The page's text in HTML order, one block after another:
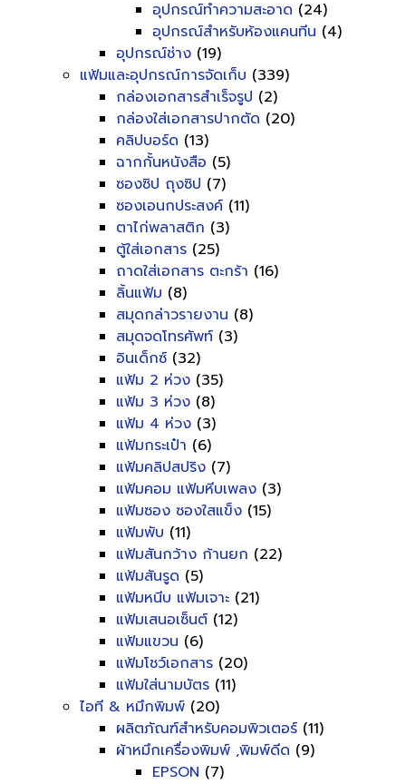
อุปกรณ์ทำความสะอาด (24)
อุปกรณ์สำหรับห้องแคนทีน (4)
อุปกรณ์ช่าง (19)
แฟ้มและอุปกรณ์การจัดเก็บ (339)
กล่องเอกสารสำเร็จรูป (2)
กล่องใส่เอกสารปากตัด (20)
คลิปบอร์ด (13)
ฉากกั้นหนังสือ (5)
ซองซิป ถุงซิป (7)
ซองเอนกประสงค์ (11)
ตาไก่พลาสติก (3)
ตู้ใส่เอกสาร (25)
ถาดใส่เอกสาร ตะกร้า (16)
ลิ้นแฟ้ม (8)
สมุดกล่าวรายงาน (8)
สมุดจดโทรศัพท์ (3)
อินเด็กซ์ (32)
แฟ้ม 2 ห่วง (35)
แฟ้ม 3 ห่วง (8)
แฟ้ม 4 ห่วง (3)
แฟ้มกระเป๋า (6)
แฟ้มคลิปสปริง (7)
แฟ้มคอม แฟ้มหีบเพลง (3)
แฟ้มซอง ซองใสแข็ง (15)
แฟ้มพับ (11)
แฟ้มสันกว้าง ก้านยก (22)
แฟ้มสันรูด (5)
แฟ้มหนีบ แฟ้มเจาะ (21)
แฟ้มเสนอเซ็นต์ (12)
แฟ้มแขวน (6)
แฟ้มโชว์เอกสาร (20)
แฟ้มใส่นามบัตร (11)
ไอที & หมึกพิมพ์ (20)
ผลิตภัณฑ์สำหรับคอมพิวเตอร์ (11)
ผ้าหมึกเครื่องพิมพ์ ,พิมพ์ดีด (9)
EPSON (7)